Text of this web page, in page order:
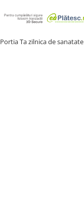
Portia Ta zilnica de sanatate